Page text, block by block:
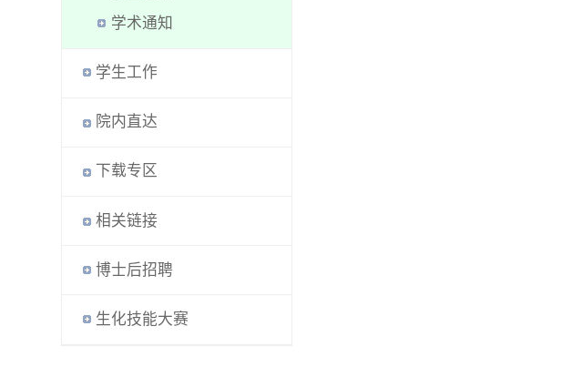
学术通知
学生工作
院内直达
下载专区
相关链接
博士后招聘
生化技能大赛